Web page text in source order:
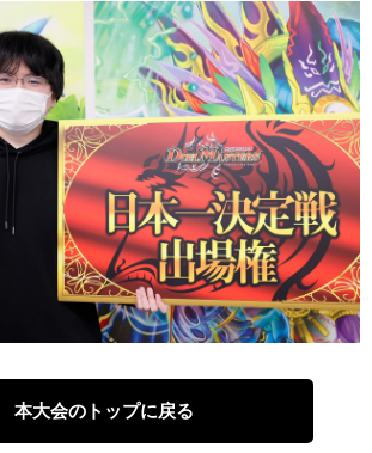
本大会のトップに戻る